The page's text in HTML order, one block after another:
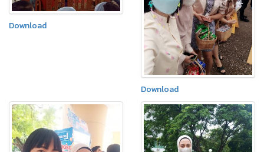
Download
Download